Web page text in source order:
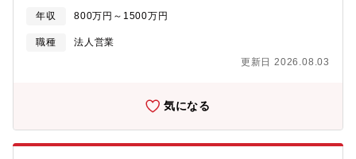
利益2,220 億円等いずれも過去最高値であり、NO1重工業メーカ
位年休、フレックスタイム制度導入、えるぼし」「くるみん」の
各認定等ワークライフバランスを整えた働き方が可能です。・パ
ーを募集します。【具体的な業務内容】■ジョブカンエンタープラ
イズ営業戦略の策定・推進・売上の最大化■パートナーシップの構
築■販売チャネルの最適化■競合との差別化を目的とした開発チー
代表するプロダクトで営業部門の責任者（リーダー）営業戦略を
顧客の要望をもとに社内の技術力・開発力を活用してスピーディ
にプロダクト改善へ繋げられる（エンジニア社内在籍数150人以
上）
年収 800万円～1500万円
職種
法人営業
更新日 2026.08.03
気になる